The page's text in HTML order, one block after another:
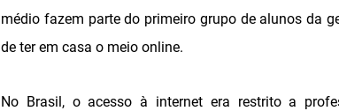
médio fazem parte do primeiro grupo de alunos da
de ter em casa o meio online.
No Brasil, o acesso à internet era restrito a